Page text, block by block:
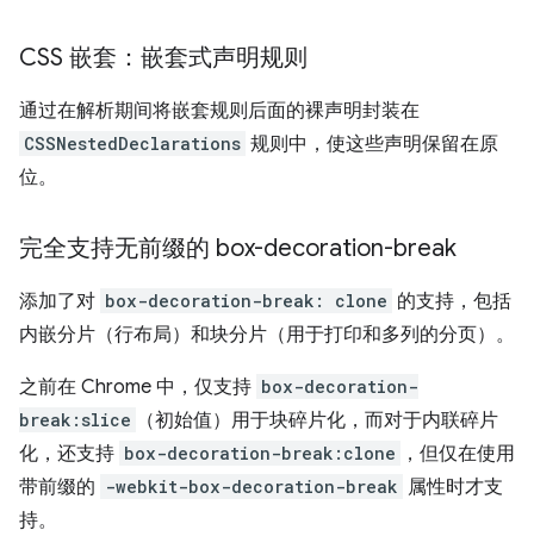
CSS 嵌套：嵌套式声明规则
通过在解析期间将嵌套规则后面的裸声明封装在
CSSNestedDeclarations 规则中，使这些声明保留在原
位。
完全支持无前缀的 box-decoration-break
添加了对 box-decoration-break: clone 的支持，包括
内嵌分片（行布局）和块分片（用于打印和多列的分页）。
之前在 Chrome 中，仅支持 box-decoration-
break:slice
（初始值）用于块碎片化，而对于内联碎片
化，还支持 box-decoration-break:clone
，但仅在使用
带前缀的 -webkit-box-decoration-break 属性时才支
持。